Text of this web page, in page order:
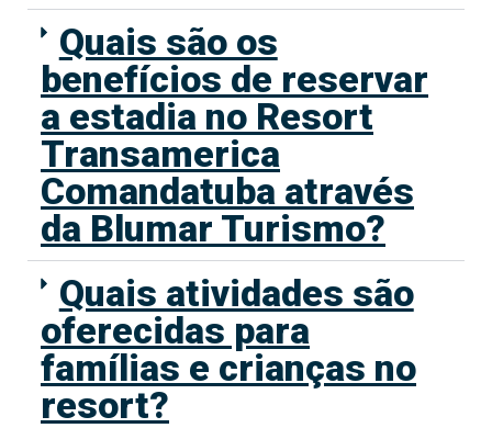
Quais são os
benefícios de reservar
a estadia no Resort
Transamerica
Comandatuba através
da Blumar Turismo?
Quais atividades são
oferecidas para
famílias e crianças no
resort?